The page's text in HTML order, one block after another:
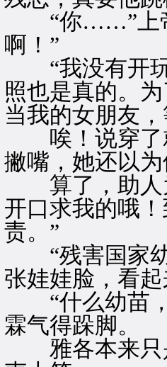
“你……”上帝
啊！”
“我没有开玩
照也是真的。
当我的女朋友
唉！说穿了
撇嘴，她还以
算了，助人
开口求我的哦
责。”
“残害国家幼
张娃娃脸，看起
“什么幼苗，
霖气得跺脚。
雅各本来只